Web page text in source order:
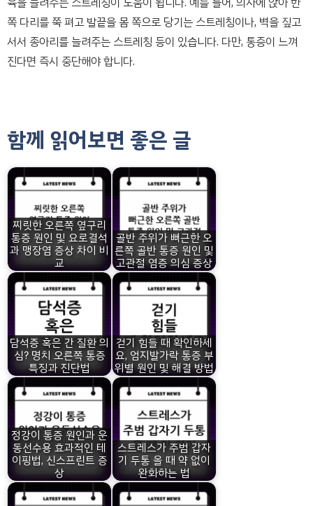
쪽 다리를 쭉 펴고 발끝을 몸 쪽으로 당기는 스트레칭이나, 벽을 짚고
서서 종아리를 늘려주는 스트레칭 등이 있습니다. 다만, 통증이 느껴
진다면 즉시 중단해야 합니다.
함께 읽어보면 좋은 글
찌릿한 오른쪽 옆구리
통증 원인 및 요로결석
과 맹장염 증상 차이 비
교
골반 주위가 뻐근한 오
른쪽 골반 통증 원인 및
고관절 염증 의심 증상
담석증 혹은 간 질환 의
심? 명치 오른쪽 통증
특징과 진단법
걷기 힘들 때 확인하세
요, 엄지발가락 통증 부
위별 원인 및 해결 방법
정강이 통증 원인과 운
동선수용 효과적인 테
이핑법, 신스프린트 증
상
스트레스가 주범 갑자
기 두통 올 때 약 없이
완화하는 법